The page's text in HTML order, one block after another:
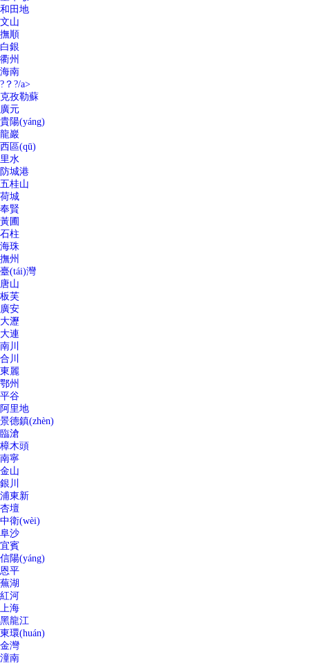
和田地
文山
撫順
白銀
衢州
海南
?？?/a>
克孜勒蘇
廣元
貴陽(yáng)
龍巖
西區(qū)
里水
防城港
五桂山
荷城
奉賢
黃圃
石柱
海珠
撫州
臺(tái)灣
唐山
板芙
廣安
大瀝
大連
南川
合川
東麗
鄂州
平谷
阿里地
景德鎮(zhèn)
臨滄
樟木頭
南寧
金山
銀川
浦東新
杏壇
中衛(wèi)
阜沙
宜賓
信陽(yáng)
恩平
蕪湖
紅河
上海
黑龍江
東環(huán)
金灣
潼南